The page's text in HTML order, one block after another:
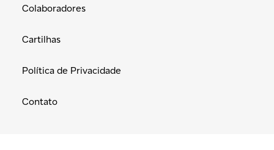
Colaboradores
Cartilhas
Política de Privacidade
Contato